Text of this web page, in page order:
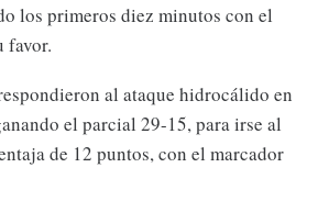
los primeros diez minutos con el
favor.
al ataque hidrocálido en
el parcial 29-15, para irse al
de 12 puntos, con el marcador